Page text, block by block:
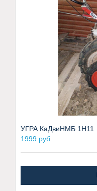
УГРА КаДвиНМБ 1Н11
1999 руб